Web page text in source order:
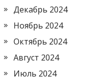
Декабрь 2024
Ноябрь 2024
Октябрь 2024
Август 2024
Июль 2024